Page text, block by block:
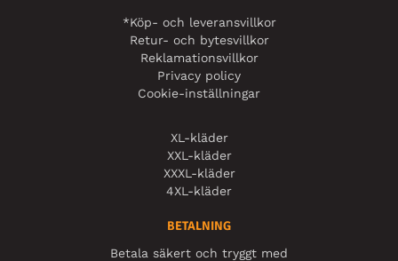
*Köp- och leveransvillkor
Retur- och bytesvillkor
Reklamationsvillkor
Privacy policy
Cookie-inställningar
XL-kläder
XXL-kläder
XXXL-kläder
4XL-kläder
BETALNING
Betala säkert och tryggt med